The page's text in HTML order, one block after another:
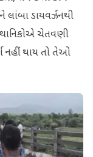
ડાયવર્ઝનથી
ચેતવણી
નહીં થાય તો તેઓ